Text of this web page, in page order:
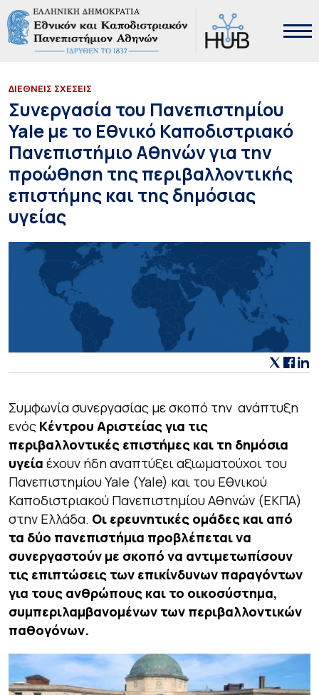
ΔΙΕΘΝΕΙΣ ΣΧΕΣΕΙΣ
Συνεργασία του Πανεπιστημίου
Yale με το Εθνικό Καποδιστριακό
Πανεπιστήμιο Αθηνών για την
προώθηση της περιβαλλοντικής
επιστήμης και της δημόσιας
υγείας
Συμφωνία συνεργασίας με σκοπό την ανάπτυξη
ενός Κέντρου Αριστείας για τις
περιβαλλοντικές επιστήμες και τη δημόσια
υγεία έχουν ήδη αναπτύξει αξιωματούχοι του
Πανεπιστημίου Yale (Yale) και του Εθνικού
Καποδιστριακού Πανεπιστημίου Αθηνών (ΕΚΠΑ)
στην Ελλάδα. Οι ερευνητικές ομάδες και από
τα δύο πανεπιστήμια προβλέπεται να
συνεργαστούν με σκοπό να αντιμετωπίσουν
τις επιπτώσεις των επικίνδυνων παραγόντων
για τους ανθρώπους και το οικοσύστημα,
συμπεριλαμβανομένων των περιβαλλοντικών
παθογόνων.